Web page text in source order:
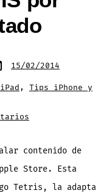
15/02/2014
, Tips iPhone y
Descarga
iPhone
por
tiempo
limitado
contenido de
Store. Esta
Tetris, la adapta